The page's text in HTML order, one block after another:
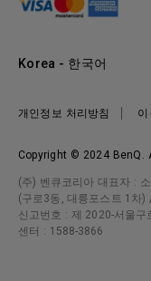
뉴스
Copyright © 2024 BenQ.
개인정보 처리방침
Korea - 한국어
(주) 벤큐코리아 대표자 :
(구로3동, 대륭포스트 1차
신고번호 : 제 2020-서울
센터 : 1588-3866